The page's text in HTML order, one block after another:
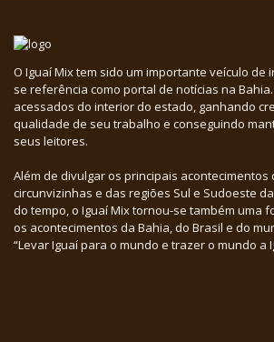
O Iguaí Mix tem sido um importante veículo de
se referência como portal de notícias na
acessados do interior do estado, ganhando
qualidade de seu trabalho e conseguindo
seus leitores.
Além de divulgar os principais acontecimentos
circunvizinhas e das regiões Sul e Sudoeste
do tempo, o Iguaí Mix tornou-se também uma
os acontecimentos da Bahia, do Brasil e do
“Levar Iguaí para o mundo e trazer o mundo a